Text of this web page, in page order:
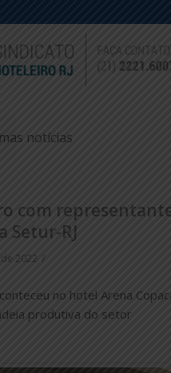
notícias
com
Setur-RJ
2022 /
no hotel Arena
produtiva do setor